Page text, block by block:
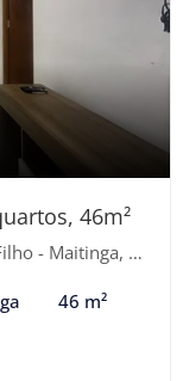
46m²
Bertioga-SP
46 m²